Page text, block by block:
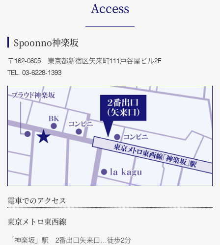
Access
Spoonno神楽坂
〒162-0805 東京都新宿区矢来町111戸谷屋ビル2F
TEL. 03-6228-1393
電車でのアクセス
東京メトロ東西線
「神楽坂」駅 2番出口矢来口…徒歩2分